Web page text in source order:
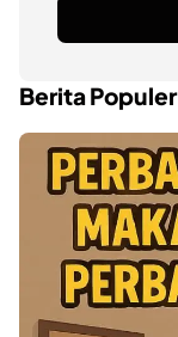
Berita Populer